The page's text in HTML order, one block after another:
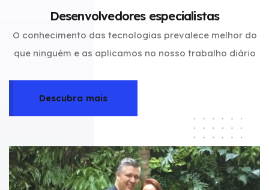
Desenvolvedores especialistas
O conhecimento das tecnologias prevalece melhor do
que ninguém e as aplicamos no nosso trabalho diário
Descubra mais